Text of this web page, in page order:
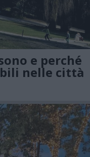
e perché
nelle città